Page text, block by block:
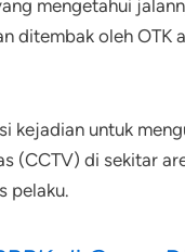
mengetahui
ditembak oleh OTK
kejadian untuk
(CCTV) di sekitar
pelaku.